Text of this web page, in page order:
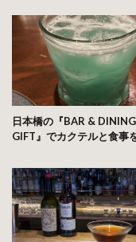
日本橋の『BAR & DINING
GIFT』でカクテルと食事